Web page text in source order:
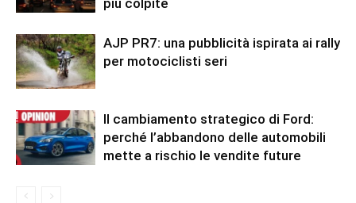
AJP PR7: una pubblicità ispirata ai rally
per motociclisti seri
Il cambiamento strategico di Ford:
perché l’abbandono delle automobili
mette a rischio le vendite future